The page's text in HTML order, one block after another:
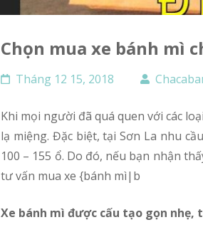
Chọn mua xe bánh mì
Tháng 12 15, 2018
Khi mọi người đã quá quen với các loại bánh mì thịt, chà bông truyền thống, nhiều khách hàng đang dần tìm đến thưởng thức món bánh mì chả cá
lạ miệng. Đặc biệt, tại Sơn La nhu
100 – 155 ổ. Do đó, nếu bạn nhận
tư vấn mua xe {bánh mì|b
Xe bánh mì được cấu tạo gọn